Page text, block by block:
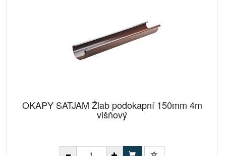
OKAPY SATJAM Žlab podokapní 150mm 4m
višňový